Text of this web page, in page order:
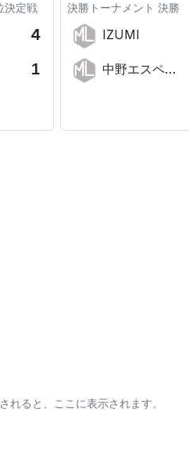
決定戦
4
1
決勝トーナメント 決勝
IZUMI
中野エスペランサ
れると、ここに表示されます。